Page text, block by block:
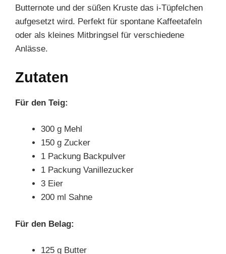
Butternote und der süßen Kruste das i-Tüpfelchen
aufgesetzt wird. Perfekt für spontane Kaffeetafeln
oder als kleines Mitbringsel für verschiedene
Anlässe.
Zutaten
Für den Teig:
300 g Mehl
150 g Zucker
1 Packung Backpulver
1 Packung Vanillezucker
3 Eier
200 ml Sahne
Für den Belag:
125 g Butter